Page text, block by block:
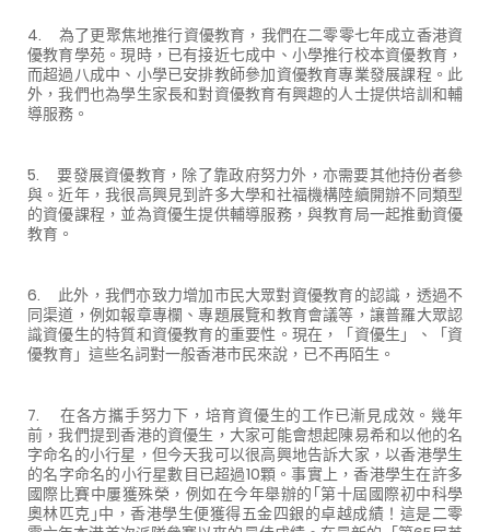
4. 為了更聚焦地推行資優教育，我們在二零零七年成立香港資
優教育學苑。現時，已有接近七成中、小學推行校本資優教育，
而超過八成中、小學已安排教師參加資優教育專業發展課程。此
外，我們也為學生家長和對資優教育有興趣的人士提供培訓和輔
導服務。
5. 要發展資優教育，除了靠政府努力外，亦需要其他持份者參
與。近年，我很高興見到許多大學和社福機構陸續開辦不同類型
的資優課程，並為資優生提供輔導服務，與教育局一起推動資優
教育。
6. 此外，我們亦致力增加市民大眾對資優教育的認識，透過不
同渠道，例如報章專欄、專題展覽和教育會議等，讓普羅大眾認
識資優生的特質和資優教育的重要性。現在，「資優生」、「資
優教育」這些名詞對一般香港市民來說，已不再陌生。
7. 在各方攜手努力下，培育資優生的工作已漸見成效。幾年
前，我們提到香港的資優生，大家可能會想起陳易希和以他的名
字命名的小行星，但今天我可以很高興地告訴大家，以香港學生
的名字命名的小行星數目已超過10顆。事實上，香港學生在許多
國際比賽中屢獲殊榮，例如在今年舉辦的｢第十屆國際初中科學
奧林匹克｣中，香港學生便獲得五金四銀的卓越成績！這是二零